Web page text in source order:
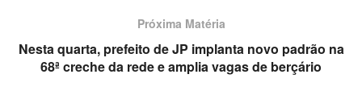
Claro que o mergulho de Cássio foi estratégico, mas nem
Próxima Matéria
Nesta quarta, prefeito de JP implanta novo padrão na
68ª creche da rede e amplia vagas de berçário